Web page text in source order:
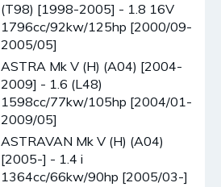
(T98) [1998-2005] - 1.8 16V
1796cc/92kw/125hp [2000/09-
2005/05]
ASTRA Mk V (H) (A04) [2004-
2009] - 1.6 (L48)
1598cc/77kw/105hp [2004/01-
2009/05]
ASTRAVAN Mk V (H) (A04)
[2005-] - 1.4 i
1364cc/66kw/90hp [2005/03-]